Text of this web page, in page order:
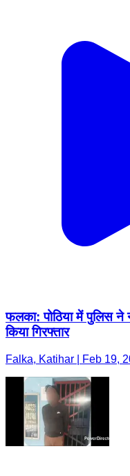
फलका: पोठिया में पुलिस ने
किया गिरफ्तार
Falka, Katihar | Feb 19,